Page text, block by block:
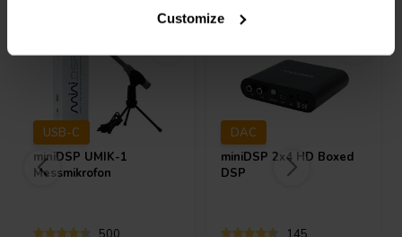
Customize
USB-C
miniDSP UMIK-1
Messmikrofon
DAC
miniDSP 2x4 HD Boxed
DSP